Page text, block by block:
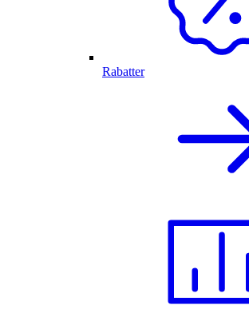
Rabatter